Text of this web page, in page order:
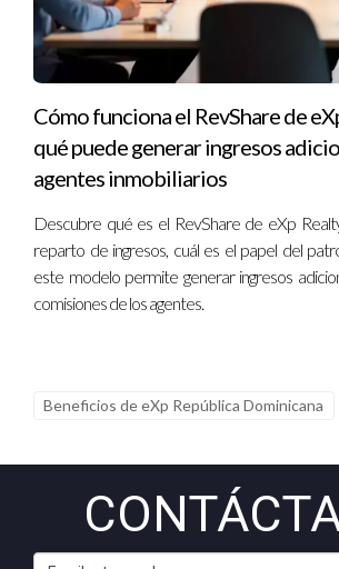
Sí, como contratista independiente tienes
trabajar con otros brokers siempre que
regulaciones locales.
¿Qué sucede si no cumplo con
bajo el ICA?
enfrentar consecuencias legales o perder
agente independiente.
¿Es necesario tener experiencia
agentes comienzan sin experiencia previa
seleccionar un co sponsor que lo guie.
¿Cómo puedo maximizar mi éxito
Aprovecha la formación continua,
Cómo funciona el RevShare de
qué puede generar ingresos
agentes inmobiliarios
Descubre qué es el RevShare de eXp
reparto de ingresos, cuál es el papel del
este modelo permite generar ingresos
comisiones de los agentes.
Beneficios de eXp República Dominicana